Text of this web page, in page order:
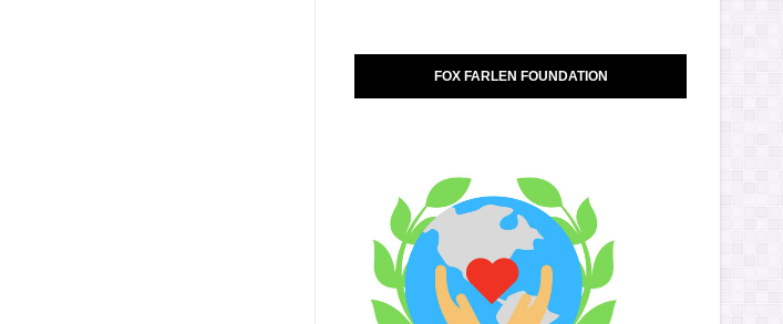
FOX FARLEN FOUNDATION